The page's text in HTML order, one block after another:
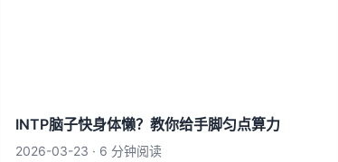
INTP脑子快身体懒？教你给手脚匀点算力
2026-03-23 · 6 分钟阅读